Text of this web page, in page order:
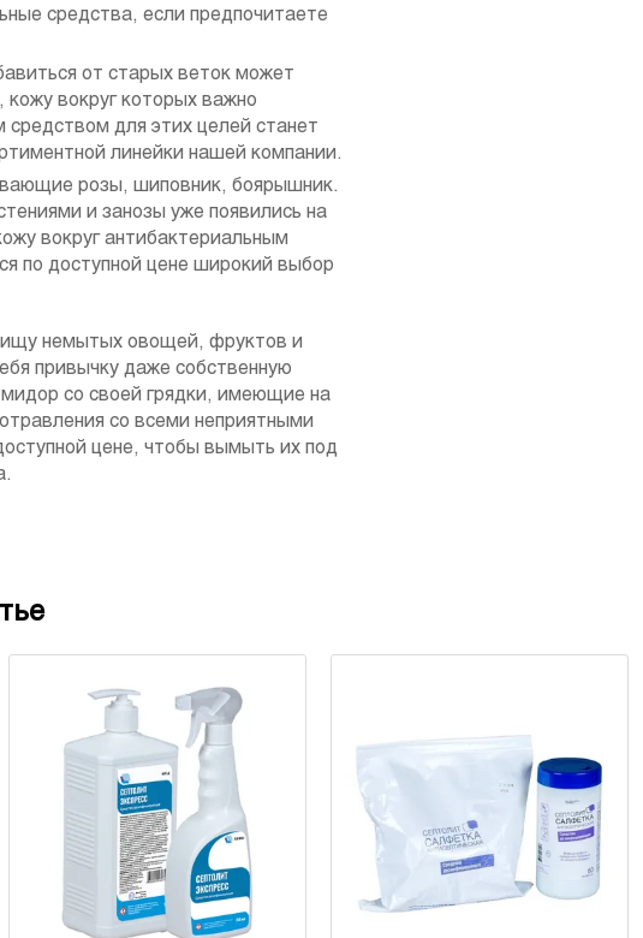
средства, если предпочитаете
от старых веток может
вокруг которых важно
для этих целей станет
линейки нашей компании.
розы, шиповник, боярышник.
и занозы уже появились на
вокруг антибактериальным
по доступной цене широкий выбор
немытых овощей, фруктов и
привычку даже собственную
со своей грядки, имеющие на
со всеми неприятными
цене, чтобы вымыть их под